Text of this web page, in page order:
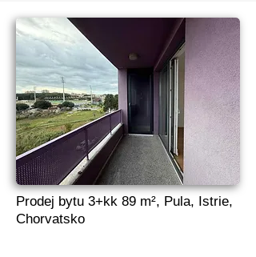
Prodej bytu 3+kk 89 m², Pula, Istrie,
Chorvatsko